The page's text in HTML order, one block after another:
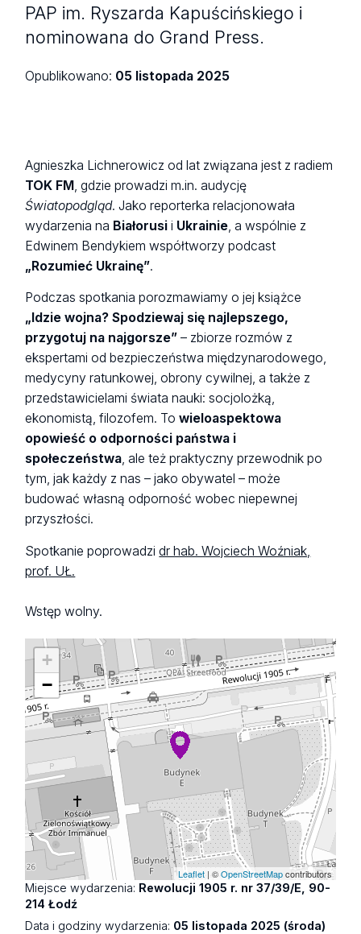
PAP im. Ryszarda Kapuścińskiego i
nominowana do Grand Press.
Opublikowano: 05 listopada 2025
Agnieszka Lichnerowicz od lat związana jest z radiem
TOK FM, gdzie prowadzi m.in. audycję
Światopodgląd. Jako reporterka relacjonowała
wydarzenia na Białorusi i Ukrainie, a wspólnie z
Edwinem Bendykiem współtworzy podcast
„Rozumieć Ukrainę”.
Podczas spotkania porozmawiamy o jej książce
„Idzie wojna? Spodziewaj się najlepszego,
przygotuj na najgorsze” – zbiorze rozmów z
ekspertami od bezpieczeństwa międzynarodowego,
medycyny ratunkowej, obrony cywilnej, a także z
przedstawicielami świata nauki: socjolożką,
ekonomistą, filozofem. Towieloaspektowa
opowieść o odporności państwa i
społeczeństwa, ale też praktyczny przewodnik po
tym, jak każdy z nas – jako obywatel – może
budować własną odporność wobec niepewnej
przyszłości.
Spotkanie poprowadzidr hab. Wojciech Woźniak,
prof. UŁ.
Wstęp wolny.
+
−
Leaflet| ©OpenStreetMapcontributors
Miejsce wydarzenia: Rewolucji 1905 r. nr 37/39/E, 90-
214 Łodź
Data i godziny wydarzenia: 05 listopada 2025 (środa)